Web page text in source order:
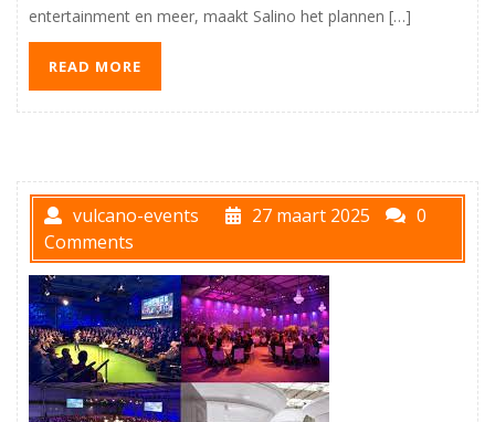
entertainment en meer, maakt Salino het plannen […]
READ MORE
vulcano-events 27 maart 2025
0
Comments